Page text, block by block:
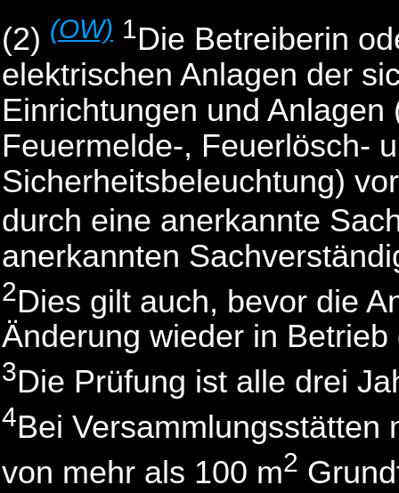
(2) (OW) 1Die Betreiberin
elektrischen Anlagen der
Einrichtungen und
Feuermelde-, Feuerlösch-
Sicherheitsbeleuchtung)
durch eine anerkannte
anerkannten
2Dies gilt auch, bevor die
Änderung wieder in
3Die Prüfung ist alle drei
4Bei Versammlungsstätten
von mehr als 100 m2